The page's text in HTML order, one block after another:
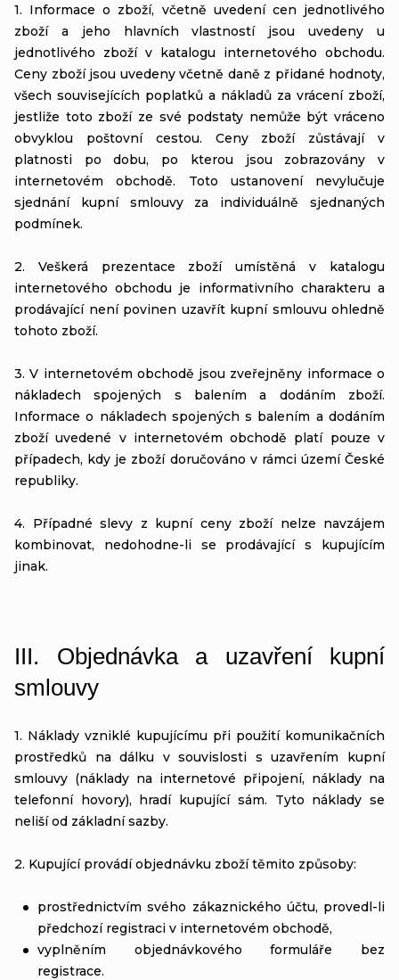
1. Informace o zboží, včetně uvedení cen jednotlivého
zboží a jeho hlavních vlastností jsou uvedeny u
jednotlivého zboží v katalogu internetového obchodu.
Ceny zboží jsou uvedeny včetně daně z přidané hodnoty,
všech souvisejících poplatků a nákladů za vrácení zboží,
jestliže toto zboží ze své podstaty nemůže být vráceno
obvyklou poštovní cestou. Ceny zboží zůstávají v
platnosti po dobu, po kterou jsou zobrazovány v
internetovém obchodě. Toto ustanovení nevylučuje
sjednání kupní smlouvy za individuálně sjednaných
podmínek.
2. Veškerá prezentace zboží umístěná v katalogu
internetového obchodu je informativního charakteru a
prodávající není povinen uzavřít kupní smlouvu ohledně
tohoto zboží.
3. V internetovém obchodě jsou zveřejněny informace o
nákladech spojených s balením a dodáním zboží.
Informace o nákladech spojených s balením a dodáním
zboží uvedené v internetovém obchodě platí pouze v
případech, kdy je zboží doručováno v rámci území České
republiky.
4. Případné slevy z kupní ceny zboží nelze navzájem
kombinovat, nedohodne-li se prodávající s kupujícím
jinak.
III. Objednávka a uzavření kupní
smlouvy
1. Náklady vzniklé kupujícímu při použití komunikačních
prostředků na dálku v souvislosti s uzavřením kupní
smlouvy (náklady na internetové připojení, náklady na
telefonní hovory), hradí kupující sám. Tyto náklady se
neliší od základní sazby.
2. Kupující provádí objednávku zboží těmito způsoby:
prostřednictvím svého zákaznického účtu, provedl-li
předchozí registraci v internetovém obchodě,
vyplněním objednávkového formuláře bez
registrace.